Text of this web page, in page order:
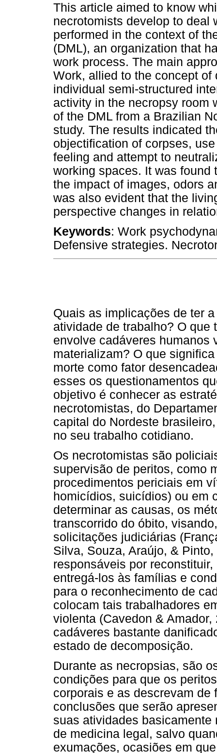
This article aimed to know
necrotomists develop to deal
performed in the context of
(DML), an organization that
work process. The main
Work, allied to the concept
individual semi-structured
activity in the necropsy room
of the DML from a Brazilian
study. The results indicated
objectification of corpses,
feeling and attempt to
working spaces. It was found
the impact of images, odors
was also evident that the
perspective changes in
Keywords: Work
Defensive strategies.
Quais as implicações de ter
atividade de trabalho? O
envolve cadáveres humanos
materializam? O que
morte como fator
esses os questionamentos
objetivo é conhecer as
necrotomistas, do
capital do Nordeste
no seu trabalho cotidiano.
Os necrotomistas são
supervisão de peritos, como
procedimentos periciais em
homicídios, suicídios) ou em
determinar as causas, os
transcorrido do óbito,
solicitações judiciárias
Silva, Souza, Araújo, &
responsáveis por
entregá-los às famílias e
para o reconhecimento de
colocam tais trabalhadores
violenta (Cavedon &
cadáveres bastante
estado de decomposição.
Durante as necropsias, são
condições para que os
corporais e as descrevam de
conclusões que serão
suas atividades
de medicina legal, salvo
exumações, ocasiões em